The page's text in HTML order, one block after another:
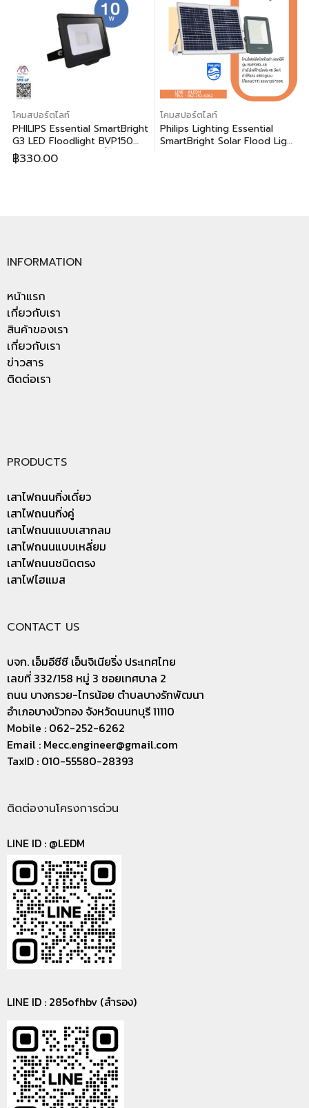
โคมสปอร์ตไลท์
PHILIPS Essential SmartBright
G3 LED Floodlight BVP150
10W (ฟิลิปส์ เอสเซนเชี่ยล สมา
ร์ทไบร์ท จี3 แอลอีดี โคมไฟสาด
฿330.00
โคมสปอร์ตไลท์
Philips Lighting Essential
SmartBright Solar Flood Light
INFORMATION
หน้าแรก
เกี่ยวกับเรา
สินค้าของเรา
เกี่ยวกับเรา
ข่าวสาร
ติดต่อเรา
PRODUCTS
เสาไฟถนนกิ่งเดี่ยว
เสาไฟถนนกิ่งคู่
เสาไฟถนนแบบเสากลม
เสาไฟถนนแบบเหลี่ยม
เสาไฟถนนชนิดตรง
เสาไฟไฮแมส
CONTACT US
บจก. เอ็มอีซีซี เอ็นจิเนียริ่ง ประเทศไทย
เลขที่ 332/158 หมู่ 3 ซอยเทศบาล 2
ถนน บางกรวย-ไทรน้อย ตำบลบางรักพัฒนา
อำเภอบางบัวทอง จังหวัดนนทบุรี 11110
Mobile : 062-252-6262
Email : Mecc.engineer@gmail.com
TaxID : 010-55580-28393
ติดต่องานโครงการด่วน
LINE ID : @LEDM
LINE ID : 285ofhbv (สำรอง)